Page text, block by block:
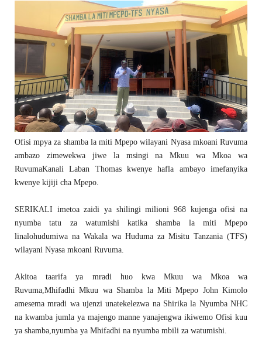
Ofisi mpya za shamba la miti Mpepo wilayani Nyasa mkoani Ruvuma
ambazo zimewekwa jiwe la msingi na Mkuu wa Mkoa wa
RuvumaKanali Laban Thomas kwenye hafla ambayo imefanyika
kwenye kijiji cha Mpepo.
SERIKALI imetoa zaidi ya shilingi milioni 968 kujenga ofisi na
nyumba tatu za watumishi katika shamba la miti Mpepo
linalohudumiwa na Wakala wa Huduma za Misitu Tanzania (TFS)
wilayani Nyasa mkoani Ruvuma.
Akitoa taarifa ya mradi huo kwa Mkuu wa Mkoa wa
Ruvuma,Mhifadhi Mkuu wa Shamba la Miti Mpepo John Kimolo
amesema mradi wa ujenzi unatekelezwa na Shirika la Nyumba NHC
na kwamba jumla ya majengo manne yanajengwa ikiwemo Ofisi kuu
ya shamba,nyumba ya Mhifadhi na nyumba mbili za watumishi.